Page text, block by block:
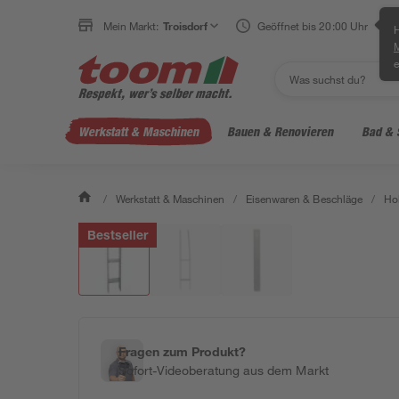
Mein Markt: Troisdorf Geöffnet bis 20:00 Uhr
Werkstatt & Maschinen Bauen & Renovieren Bad &
/ Werkstatt & Maschinen / Eisenwaren & Beschläge /
Bestseller
Fragen zum Produkt?
Sofort-Videoberatung aus dem Markt